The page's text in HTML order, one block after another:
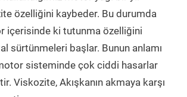
özelliğini kaybeder. Bu durumda
içerisinde ki tutunma özelliğini
sürtünmeleri başlar. Bunun anlamı
sisteminde çok ciddi hasarlar
Viskozite, Akışkanın akmaya karşı